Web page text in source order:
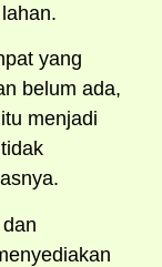
yang
belum ada,
menjadi